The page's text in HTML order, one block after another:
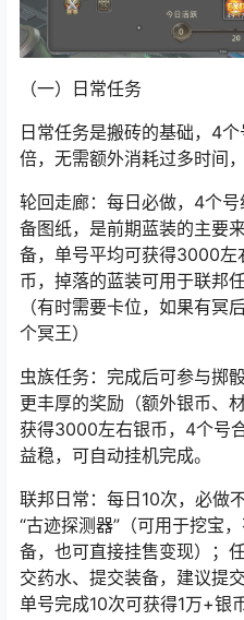
（一）日常任务
日常任务是搬砖的基础，4
倍，无需额外消耗过多时间
轮回走廊：每日必做，4个
备图纸，是前期蓝装的主要
备，单号平均可获得3000左
币，掉落的蓝装可用于联邦
（有时需要卡位，如果有冥
个冥王）
虫族任务：完成后可参与掷
更丰厚的奖励（额外银币、
获得3000左右银币，4个号
益稳，可自动挂机完成。
联邦日常：每日10次，必做
“古迹探测器”（可用于挖宝
备，也可直接挂售变现）；
交药水、提交装备，建议提
单号完成10次可获得1万+银